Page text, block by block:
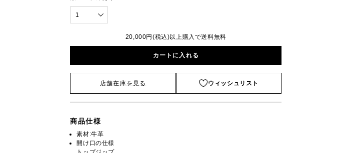
1
20,000円(税込)以上購入で送料無料
カートに入れる
店舗在庫を見る ウィッシュリスト
商品仕様
素材:牛革
開け口の仕様